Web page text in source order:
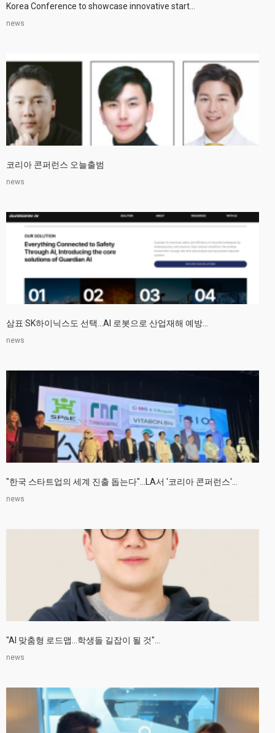
Korea Conference to showcase innovative start...
news
코리아 콘퍼런스 오늘출범
news
삼표·SK하이닉스도 선택…AI 로봇으로 산업재해 예방...
news
"한국 스타트업의 세계 진출 돕는다"…LA서 '코리아 콘퍼런스'...
news
"AI 맞춤형 로드맵…학생들 길잡이 될 것"...
news